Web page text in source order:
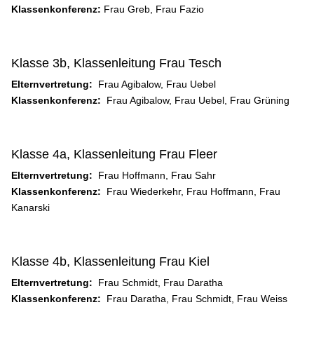
Klassenkonferenz: Frau Greb, Frau Fazio
Klasse 3b, Klassenleitung Frau Tesch
Elternvertretung: Frau Agibalow, Frau Uebel
Klassenkonferenz: Frau Agibalow, Frau Uebel, Frau Grüning
Klasse 4a, Klassenleitung Frau Fleer
Elternvertretung: Frau Hoffmann, Frau Sahr
Klassenkonferenz: Frau Wiederkehr, Frau Hoffmann, Frau
Kanarski
Klasse 4b, Klassenleitung Frau Kiel
Elternvertretung:
Frau Schmidt, Frau Daratha
Klassenkonferenz: Frau Daratha, Frau Schmidt, Frau Weiss